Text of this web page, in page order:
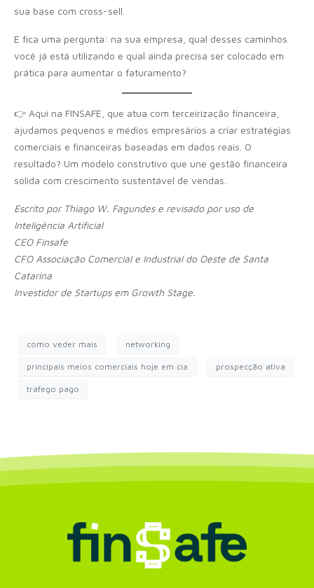
sua base com cross-sell.
E fica uma pergunta: na sua empresa, qual desses caminhos
você já está utilizando e qual ainda precisa ser colocado em
prática para aumentar o faturamento?
👉 Aqui na FINSAFE, que atua com terceirização financeira,
ajudamos pequenos e médios empresários a criar estratégias
comerciais e financeiras baseadas em dados reais. O
resultado? Um modelo construtivo que une gestão financeira
sólida com crescimento sustentável de vendas.
Escrito por Thiago W. Fagundes e revisado por uso de
Inteligência Artificial
CEO Finsafe
CFO Associação Comercial e Industrial do Oeste de Santa
Catarina
Investidor de Startups em Growth Stage.
como veder mais networking
principais meios comerciais hoje em cia prospecção ativa
trafego pago